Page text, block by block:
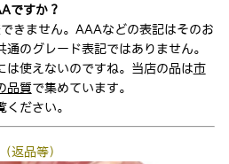
ですか？
きません。AAAなどの表記はそのお
のグレード表記ではありません。
は使えないのですね。当店の品は市
品質で集めています。
ください。
返品等）